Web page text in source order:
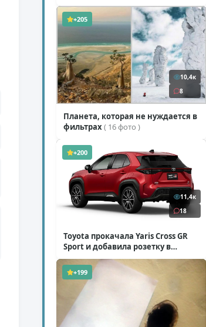
+205
10,4к
8
Планета, которая не нуждается в
фильтрах( 16 фото )
+200
11,4к
18
Toyota прокачала Yaris Cross GR
Sport и добавила розетку в
Harrier( 5 фото )
+199